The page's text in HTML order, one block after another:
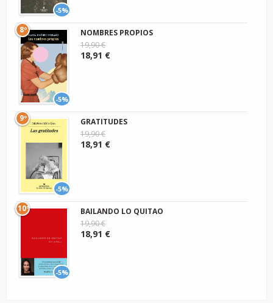
-5%
-5%
8º
NOMBRES PROPIOS
19,90 €
18,91 €
-5%
9º
GRATITUDES
19,90 €
18,91 €
-5%
10º
BAILANDO LO QUITAO
19,90 €
18,91 €